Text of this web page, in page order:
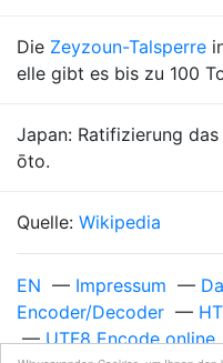
Die Zeyzoun-Talsperre
elle gibt es bis zu 100
Japan: Ratifizierung
ōto.
Quelle: Wikipedia
EN — Impressum —
Encoder/Decoder —
—UTF8 Encode online